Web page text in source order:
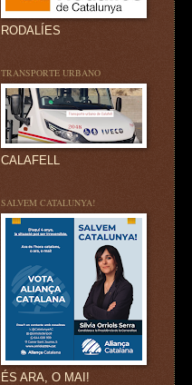
RODALÍES
TRANSPORTE URBANO
CALAFELL
SALVEM CATALUNYA!
ÉS ARA, O MAI!